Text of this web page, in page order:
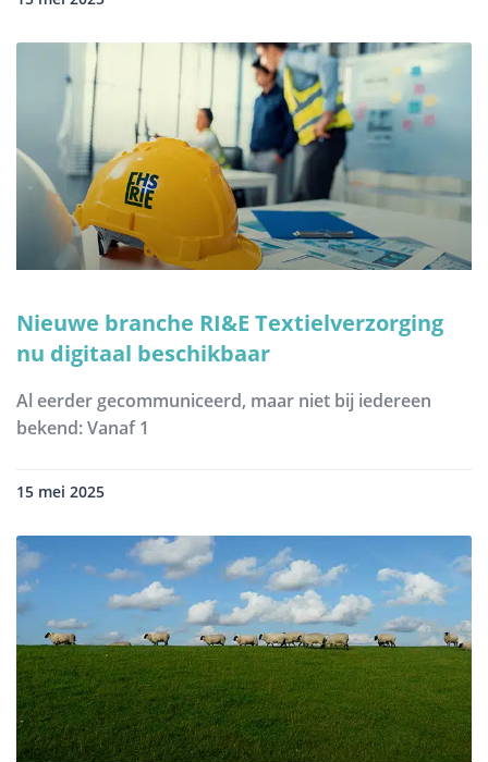
Nieuwe branche RI&E Textielverzorging
nu digitaal beschikbaar
Al eerder gecommuniceerd, maar niet bij iedereen
bekend: Vanaf 1
15 mei 2025